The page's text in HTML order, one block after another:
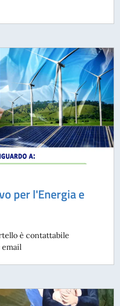
per l'Energia e
è contattabile